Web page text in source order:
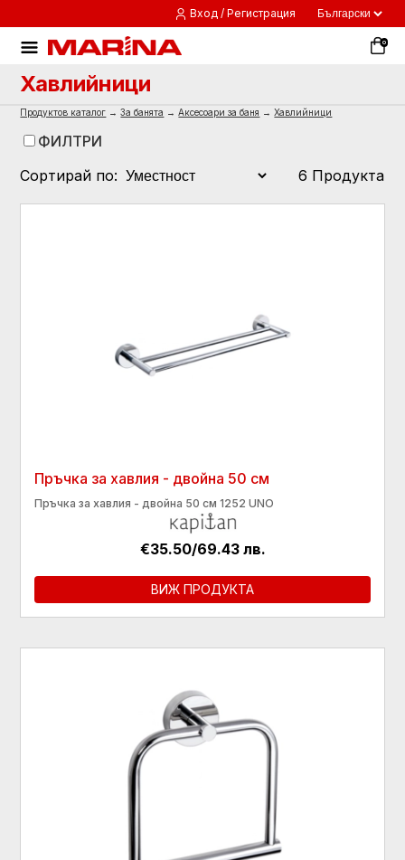
Вход / Регистрация
0
Хавлийници
Продуктов каталог →За банята →Аксесоари за баня →Хавлийници
ФИЛТРИ
Сортирай по:
6 Продукта
Пръчка за хавлия - двойна 50 см
Пръчка за хавлия - двойна 50 см 1252 UNO
€35.50/69.43 лв.
ВИЖ ПРОДУКТА